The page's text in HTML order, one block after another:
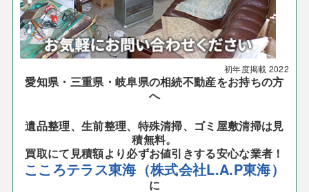
初年度掲載 2022
愛知県・三重県・岐阜県の相続不動産をお持ちの方
へ
遺品整理、生前整理、特殊清掃、ゴミ屋敷清掃は見
積無料。
買取にて見積額より必ずお値引きする安心な業者！
こころテラス東海（株式会社L.A.P東海）
に